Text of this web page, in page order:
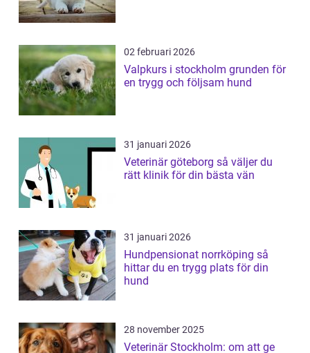
02 februari 2026
Valpkurs i stockholm grunden för
en trygg och följsam hund
31 januari 2026
Veterinär göteborg så väljer du
rätt klinik för din bästa vän
31 januari 2026
Hundpensionat norrköping så
hittar du en trygg plats för din
hund
28 november 2025
Veterinär Stockholm: om att ge